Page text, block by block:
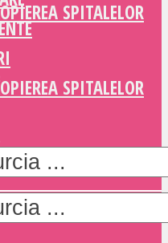
SPITALELOR
SPITALELOR